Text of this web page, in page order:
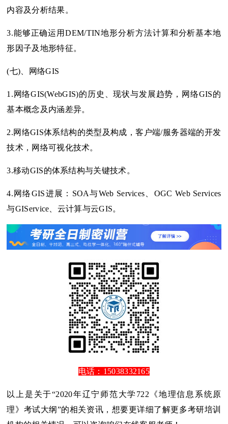
内容及分析结果。
3.能够正确运用DEM/TIN地形分析方法计算和分析基本地
形因子及地形特征。
(七)、网络GIS
1.网络GIS(WebGIS)的历史、现状与发展趋势，网络GIS的
基本概念及内涵差异。
2.网络GIS体系结构的类型及构成，客户端/服务器端的开发
技术，网络可视化技术。
3.移动GIS的体系结构与关键技术。
4.网络GIS进展：SOA与Web Services、OGC Web Services
与GIService、云计算与云GIS。
电话：15038332165
以上是关于“2020年辽宁师范大学722《地理信息系统原
理》考试大纲”的相关资讯，想要更详细了解更多考研培训